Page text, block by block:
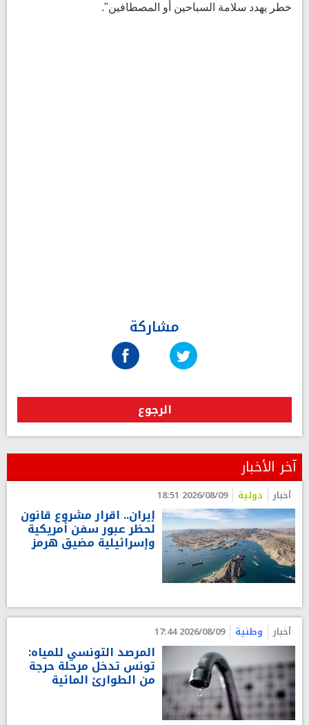
خطر يهدد سلامة السباحين أو المصطافين".
مشاركة
الرجوع
آخر الأخبار
أخبار دولية 2026/08/09 18:51
إيران.. اقرار مشروع قانون
لحظر عبور سفن أمريكية
وإسرائيلية مضيق هرمز
أخبار وطنية 2026/08/09 17:44
المرصد التونسي للمياه:
تونس تدخل مرحلة حرجة
من الطوارئ المائية